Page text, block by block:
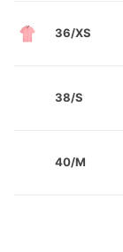
36/XS
38/S
40/M